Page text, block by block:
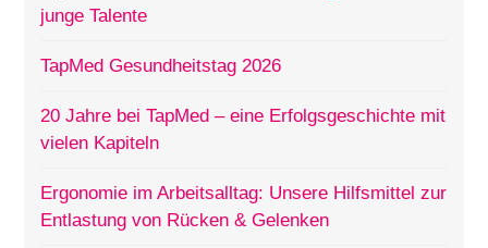
junge Talente
TapMed Gesundheitstag 2026
20 Jahre bei TapMed – eine Erfolgsgeschichte mit
vielen Kapiteln
Ergonomie im Arbeitsalltag: Unsere Hilfsmittel zur
Entlastung von Rücken & Gelenken